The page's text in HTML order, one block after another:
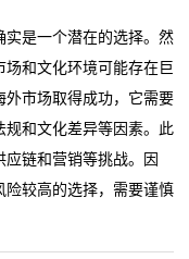
实是一个潜在的选择。然
和文化环境可能存在巨
市场取得成功，它需要
规和文化差异等因素。此
链和营销等挑战。因
险较高的选择，需要谨慎